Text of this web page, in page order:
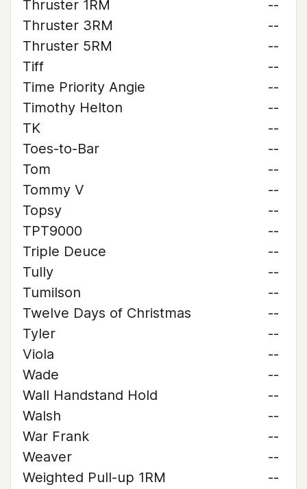
Thruster 1RM
--
Thruster 3RM
--
Thruster 5RM
--
Tiff
--
Time Priority Angie
--
Timothy Helton
--
TK
--
Toes-to-Bar
--
Tom
--
Tommy V
--
Topsy
--
TPT9000
--
Triple Deuce
--
Tully
--
Tumilson
--
Twelve Days of Christmas
--
Tyler
--
Viola
--
Wade
--
Wall Handstand Hold
--
Walsh
--
War Frank
--
Weaver
--
Weighted Pull-up 1RM
--